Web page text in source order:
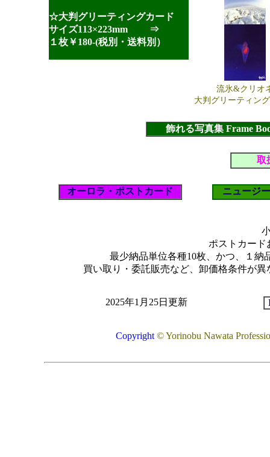
☆大判グリーティングカード
サイズ113×223mm ⇒
１枚￥180-(税別・送料別）
流氷&クリオ
大判グリーティン
飾れる写真集 Frame
取
オーロラ・ポストカード ニュージ
ポストカード
最少納品単位各種10枚、かつ、１納
買い取り・委託販売など、卸価格条件が
2025年1月25日更新
Copyright © Yorinobu Nawata